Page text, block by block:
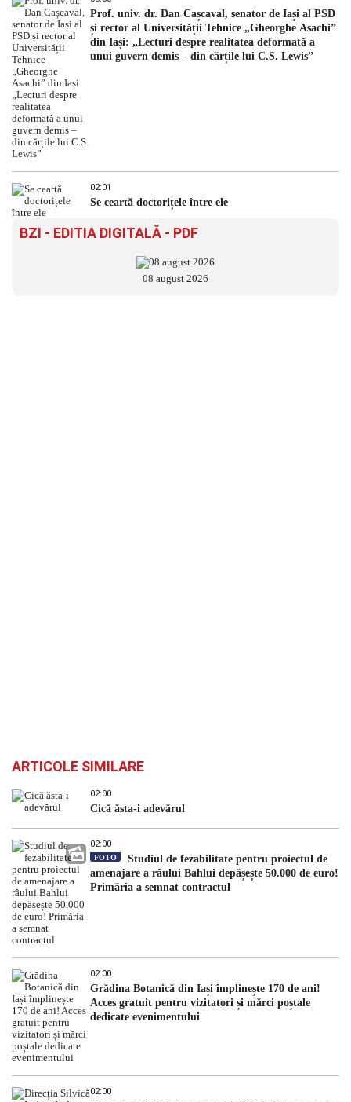
Prof. univ. dr. Dan Cașcaval, senator de Iași al PSD
și rector al Universității Tehnice „Gheorghe Asachi”
din Iași: „Lecturi despre realitatea deformată a
unui guvern demis – din cărțile lui C.S. Lewis”
02:01
Se ceartă doctorițele între ele
BZI - EDITIA DIGITALĂ - PDF
08 august 2026
ARTICOLE SIMILARE
02:00
Cică ăsta-i adevărul
02:00
FOTO
Studiul de fezabilitate pentru proiectul de
amenajare a râului Bahlui depășește 50.000 de euro!
Primăria a semnat contractul
02:00
Grădina Botanică din Iași împlinește 170 de ani!
Acces gratuit pentru vizitatori și mărci poștale
dedicate evenimentului
02:00